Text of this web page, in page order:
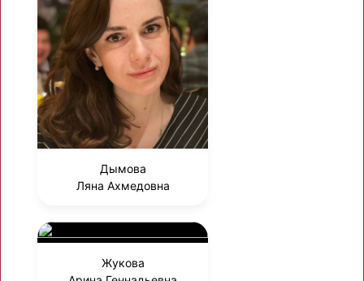
Дымова
Ляна Ахмедовна
Жукова